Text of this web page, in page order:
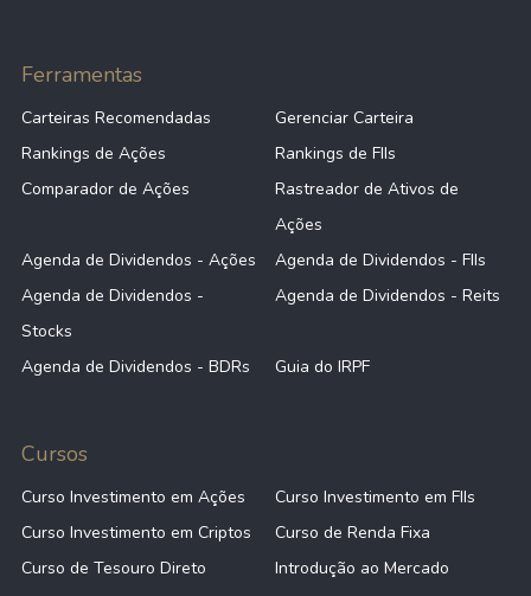
Ferramentas
Carteiras Recomendadas
Gerenciar Carteira
Rankings de Ações
Rankings de FIIs
Comparador de Ações
Rastreador de Ativos de
Ações
Agenda de Dividendos - Ações
Agenda de Dividendos - FIIs
Agenda de Dividendos -
Stocks
Agenda de Dividendos - Reits
Agenda de Dividendos - BDRs Guia do IRPF
Cursos
Curso Investimento em Ações
Curso Investimento em FIIs
Curso Investimento em Criptos
Curso de Renda Fixa
Curso de Tesouro Direto
Introdução ao Mercado